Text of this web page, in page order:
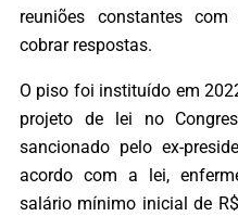
reuniões constantes
cobrar respostas.
O piso foi instituído em
projeto de lei no
sancionado pelo ex-
acordo com a lei,
salário mínimo inicial de